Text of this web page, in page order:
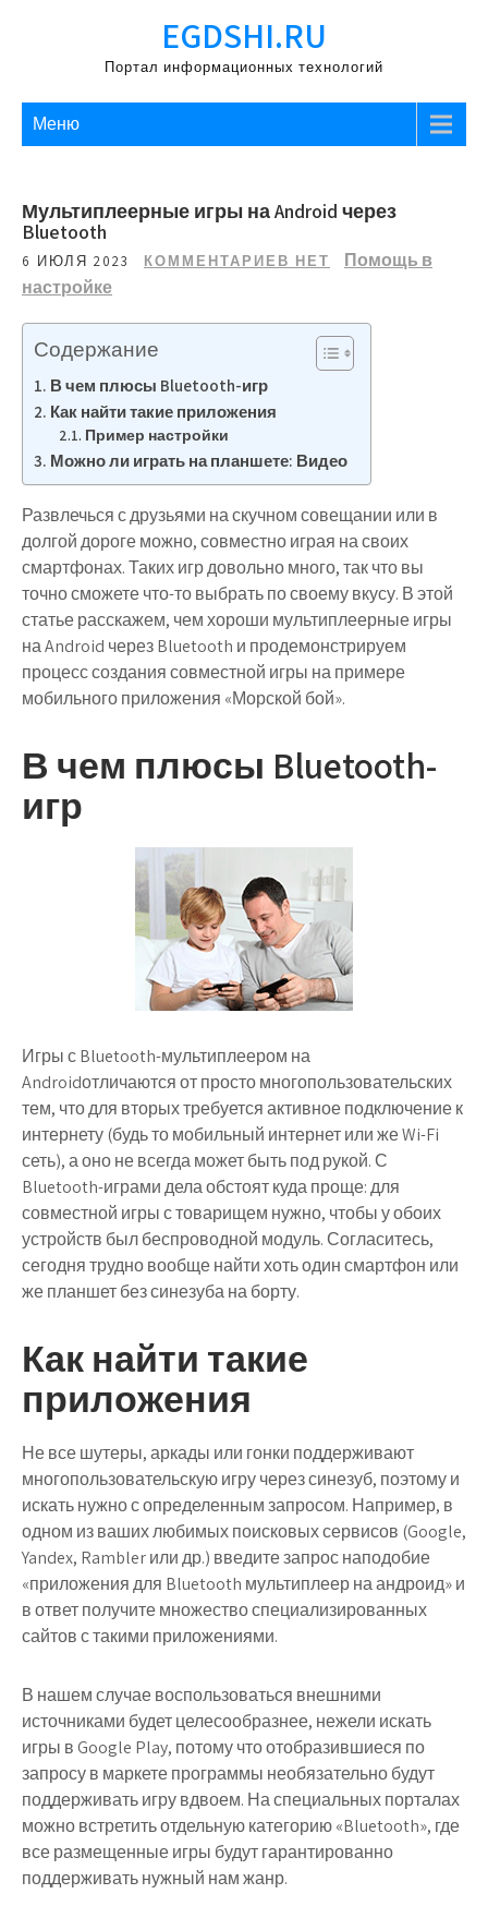
содержимому
EGDSHI.RU
Портал информационных технологий
Меню
Мультиплеерные игры на Android через
Bluetooth
6 ИЮЛЯ 2023 КОММЕНТАРИЕВ НЕТ
Помощь в
настройке
Содержание
В чем плюсы Bluetooth-игр
Как найти такие приложения
Пример настройки
Можно ли играть на планшете: Видео
Развлечься с друзьями на скучном совещании или в
долгой дороге можно, совместно играя на своих
смартфонах. Таких игр довольно много, так что вы
точно сможете что-то выбрать по своему вкусу. В этой
статье расскажем, чем хороши мультиплеерные игры
на Android через Bluetooth и продемонстрируем
процесс создания совместной игры на примере
мобильного приложения «Морской бой».
В чем плюсы Bluetooth-
игр
Игры с Bluetooth-мультиплеером на
Androidотличаются от просто многопользовательских
тем, что для вторых требуется активное подключение к
интернету (будь то мобильный интернет или же Wi-Fi
сеть), а оно не всегда может быть под рукой. С
Bluetooth-играми дела обстоят куда проще: для
совместной игры с товарищем нужно, чтобы у обоих
устройств был беспроводной модуль. Согласитесь,
сегодня трудно вообще найти хоть один смартфон или
же планшет без синезуба на борту.
Как найти такие
приложения
Не все шутеры, аркады или гонки поддерживают
многопользовательскую игру через синезуб, поэтому и
искать нужно с определенным запросом. Например, в
одном из ваших любимых поисковых сервисов (Google,
Yandex, Rambler или др.) введите запрос наподобие
«приложения для Bluetooth мультиплеер на андроид» и
в ответ получите множество специализированных
сайтов с такими приложениями.
В нашем случае воспользоваться внешними
источниками будет целесообразнее, нежели искать
игры в Google Play, потому что отобразившиеся по
запросу в маркете программы необязательно будут
поддерживать игру вдвоем. На специальных порталах
можно встретить отдельную категорию «Bluetooth», где
все размещенные игры будут гарантированно
поддерживать нужный нам жанр.